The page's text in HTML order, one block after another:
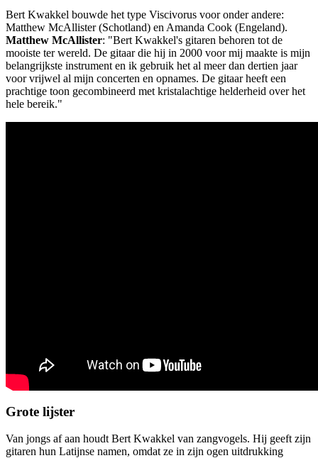
Bert Kwakkel bouwde het type Viscivorus voor onder andere:
Matthew McAllister (Schotland) en Amanda Cook (Engeland).
Matthew McAllister: "Bert Kwakkel's gitaren behoren tot de
mooiste ter wereld. De gitaar die hij in 2000 voor mij maakte is mijn
belangrijkste instrument en ik gebruik het al meer dan dertien jaar
voor vrijwel al mijn concerten en opnames. De gitaar heeft een
prachtige toon gecombineerd met kristalachtige helderheid over het
hele bereik."
Grote lijster
Van jongs af aan houdt Bert Kwakkel van zangvogels. Hij geeft zijn
gitaren hun Latijnse namen, omdat ze in zijn ogen uitdrukking